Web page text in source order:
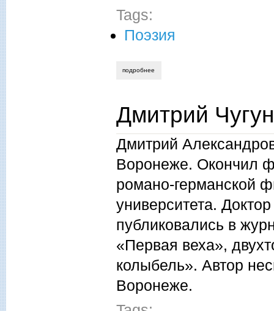
Tags:
Поэзия
подробнее
Дмитрий
Дмитрий
Воронеже. Окончил
романо-германской
университета.
публиковались в
«Первая веха»,
колыбель». Автор
Воронеже.